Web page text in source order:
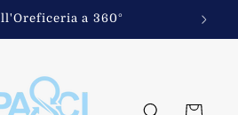
a 360°
Carrello